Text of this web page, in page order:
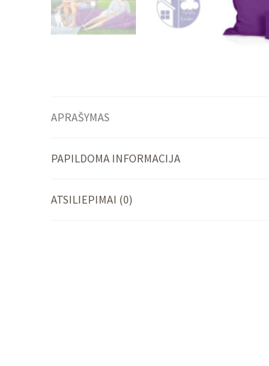
APRAŠYMAS
PAPILDOMA INFORMACIJA
ATSILIEPIMAI (0)